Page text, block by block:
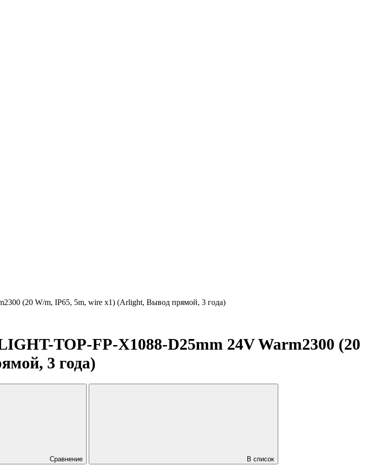
(20 W/m, IP65, 5m, wire x1) (Arlight, Вывод прямой, 3 года)
TOP-FP-X1088-D25mm 24V Warm2300 (20
3 года)
Сравнение
В список